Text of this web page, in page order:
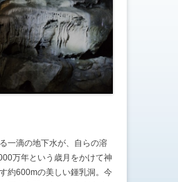
滴の地下水が、自らの溶
万年という歳月をかけて神
約600mの美しい鍾乳洞。今